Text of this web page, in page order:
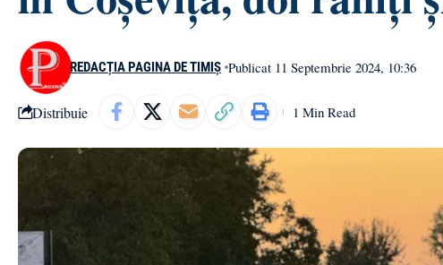
REDACȚIA PAGINA DE TIMIȘ Publicat 11 Septembrie 2024, 10:36
Distribuie 1 Min Read